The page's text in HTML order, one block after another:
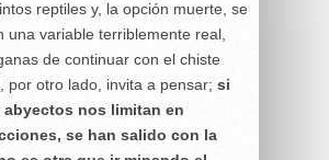
reptiles y, la opción muerte, se
una variable terriblemente real,
de continuar con el chiste
por otro lado, invita a pensar; si
abyectos nos limitan en
se han salido con la